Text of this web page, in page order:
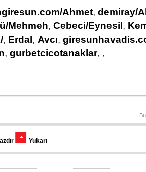
Ahmet, demiray/
Mehmeh, Cebeci/Eynesil ,
, Erdal , Avcı,
, gurbetcicotanaklar, ,
Yukarı